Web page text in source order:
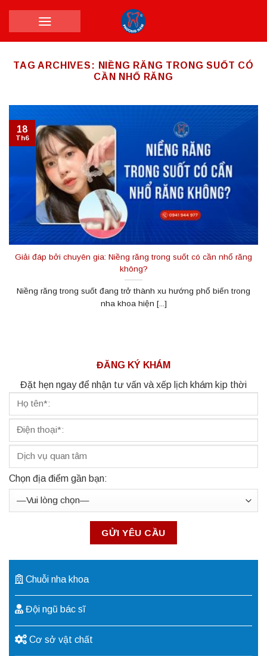
TAG ARCHIVES: NIỀNG RĂNG TRONG SUỐT CÓ
CẦN NHỔ RĂNG
Giải đáp bởi chuyên gia: Niềng răng trong suốt có cần nhổ răng
không?
Niềng răng trong suốt đang trở thành xu hướng phổ biến trong
nha khoa hiện [...]
18
Th6
ĐĂNG KÝ KHÁM
Đặt hẹn ngay để nhận tư vấn và xếp lịch khám kịp thời
Chọn địa điểm gần bạn:
Chuỗi nha khoa
Đội ngũ bác sĩ
Cơ sở vật chất